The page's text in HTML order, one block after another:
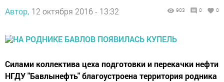
Автор, 12 октября 2016 - 13:32 903 0 0
Силами коллектива цеха подготовки и перекачки нефти
НГДУ "Бавлынефть" благоустроена территория родника